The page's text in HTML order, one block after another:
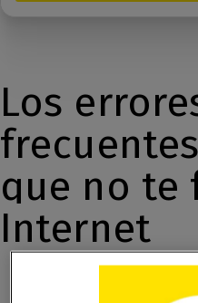
Los
que no te
Internet